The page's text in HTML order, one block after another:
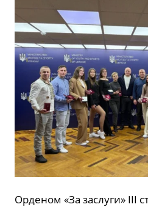
Орденом «За заслуги» ІІІ